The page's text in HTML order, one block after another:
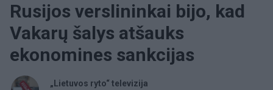
Rusijos verslininkai bijo, kad
Vakarų šalys atšauks
ekonomines sankcijas
„Lietuvos ryto“ televizija